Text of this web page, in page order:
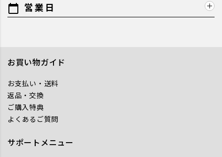
calendar_today 営業日
お買い物ガイド
お支払い・送料
返品・交換
ご購入特典
よくあるご質問
サポートメニュー